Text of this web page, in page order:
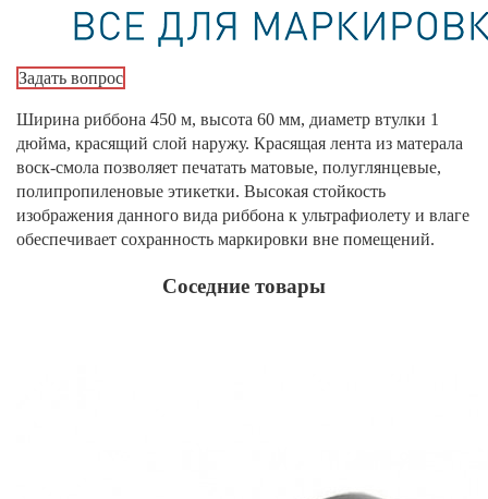
Задать вопрос
Ширина риббона 450 м, высота 60 мм, диаметр втулки 1
дюйма, красящий слой наружу. Красящая лента из матерала
воск-смола позволяет печатать матовые, полуглянцевые,
полипропиленовые этикетки. Высокая стойкость
изображения данного вида риббона к ультрафиолету и влаге
обеспечивает сохранность маркировки вне помещений.
Соседние товары